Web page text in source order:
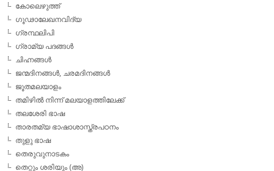
കോലെഴുത്ത്
ഗൂഢാലേഖനവിദ്യ
ഗ്രന്ഥലിപി
ഗ്രാമ്യ പദങ്ങള്‍
ചിഹ്നങ്ങള്‍
ജന്മദിനങ്ങള്‍, ചരമദിനങ്ങള്‍
ജൂതമലയാളം
തമിഴില്‍ നിന്ന് മലയാളത്തിലേക്ക്
തലശേരി ഭാഷ
താരതമ്യ ഭാഷാശാസ്ത്രപഠനം
തുളു ഭാഷ
തെരുവുനാടകം
തെറ്റും ശരിയും (അ)